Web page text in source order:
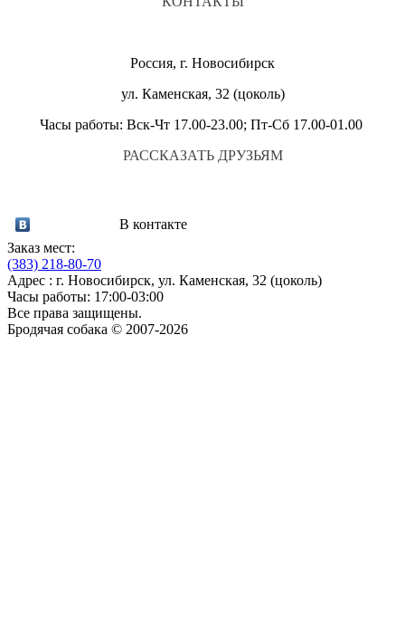
Россия, г. Новосибирск
ул. Каменская, 32 (цоколь)
Часы работы: Вск-Чт 17.00-23.00; Пт-Сб 17.00-01.00
РАССКАЗАТЬ ДРУЗЬЯМ
В контакте
Заказ мест:
(383) 218-80-70
Адрес : г. Новосибирск, ул. Каменская, 32 (цоколь)
Часы работы: 17:00-03:00
Все права защищены.
Бродячая собака © 2007-2026